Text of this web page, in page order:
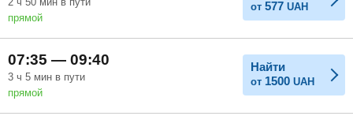
прямой
от 577 UAH
07:35 — 09:40
3 ч 5 мин в пути
прямой
Найти
от 1500 UAH